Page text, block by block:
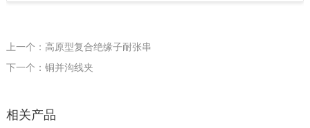
上一个：高原型复合绝缘子耐张串
下一个：铜并沟线夹
相关产品